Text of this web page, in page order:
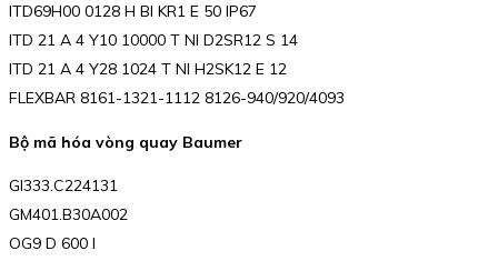
ITD69H00 0128 H BI KR1 E 50 IP67
ITD 21 A 4 Y10 10000 T NI D2SR12 S 14
ITD 21 A 4 Y28 1024 T NI H2SK12 E 12
FLEXBAR 8161-1321-1112 8126-940/920/4093
Bộ mã hóa vòng quay Baumer
GI333.C224131
GM401.B30A002
OG9 D 600 I